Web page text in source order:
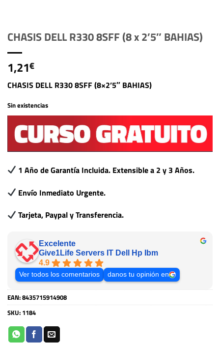
CHASIS DELL R330 8SFF (8 x 2’5″ BAHIAS)
1,21€
CHASIS DELL R330 8SFF (8×2’5″ BAHIAS)
Sin existencias
1 Año de Garantía Incluida. Extensible a 2 y 3 Años.
Envío Inmediato Urgente.
Tarjeta, Paypal y Transferencia.
Excelente
Give1Life Servers IT Dell Hp Ibm
4.9
Ver todos los comentarios danos tu opinión en
EAN:8435715914908
SKU: 1184